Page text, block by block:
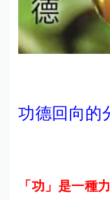
功德回向的
「功」是一種